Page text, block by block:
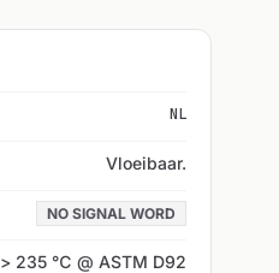
NL
Vloeibaar.
NO SIGNAL WORD
> 235 ℃ @ ASTM D92